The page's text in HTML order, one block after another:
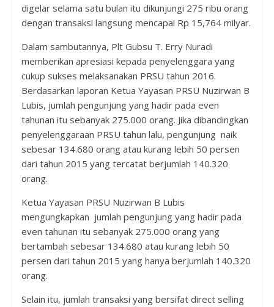
digelar selama satu bulan itu dikunjungi 275 ribu orang
dengan transaksi langsung mencapai Rp 15,764 milyar.
Dalam sambutannya, Plt Gubsu T. Erry Nuradi
memberikan apresiasi kepada penyelenggara yang
cukup sukses melaksanakan PRSU tahun 2016.
Berdasarkan laporan Ketua Yayasan PRSU Nuzirwan B
Lubis, jumlah pengunjung yang hadir pada even
tahunan itu sebanyak 275.000 orang. Jika dibandingkan
penyelenggaraan PRSU tahun lalu, pengunjung naik
sebesar 134.680 orang atau kurang lebih 50 persen
dari tahun 2015 yang tercatat berjumlah 140.320
orang.
Ketua Yayasan PRSU Nuzirwan B Lubis
mengungkapkan jumlah pengunjung yang hadir pada
even tahunan itu sebanyak 275.000 orang yang
bertambah sebesar 134.680 atau kurang lebih 50
persen dari tahun 2015 yang hanya berjumlah 140.320
orang.
Selain itu, jumlah transaksi yang bersifat direct selling